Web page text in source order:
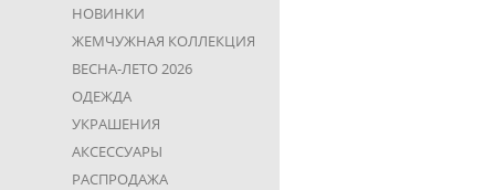
НОВИНКИ
ЖЕМЧУЖНАЯ КОЛЛЕКЦИЯ
ВЕСНА-ЛЕТО 2026
ОДЕЖДА
УКРАШЕНИЯ
АКСЕССУАРЫ
РАСПРОДАЖА